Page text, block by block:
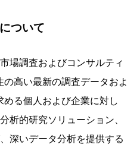
ついて
場調査およびコンサルティ
高い最新の調査データおよ
る個人および企業に対し
析的研究ソリューション、
深いデータ分析を提供する